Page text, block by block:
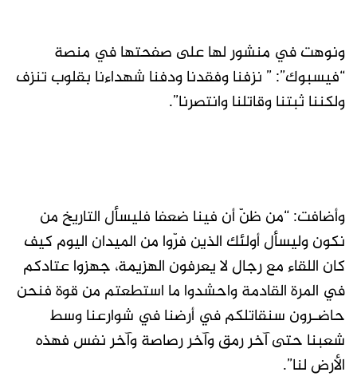
ونوهت في منشور لها على صفحتها في منصة
“فيسبوك”: ” نزفنا وفقدنا ودفنا شهداءنا بقلوب تنزف
ولكننا ثبتنا وقاتلنا وانتصرنا”.
وأضافت: “من ظنّ أن فينا ضعفا فليسأل التاريخ من
نكون وليسأل أولئك الذين فرّوا من الميدان اليوم كيف
كان اللقاء مع رجال لا يعرفون الهزيمة، جهزوا عتادكم
في المرة القادمة واحشدوا ما استطعتم من قوة فنحن
حاضـرون سنقاتلكم في أرضنا في شوارعنا وسط
شعبنا حتى آخر رمق وآخر رصاصة وآخر نفس فهذه
الأرض لنا”.